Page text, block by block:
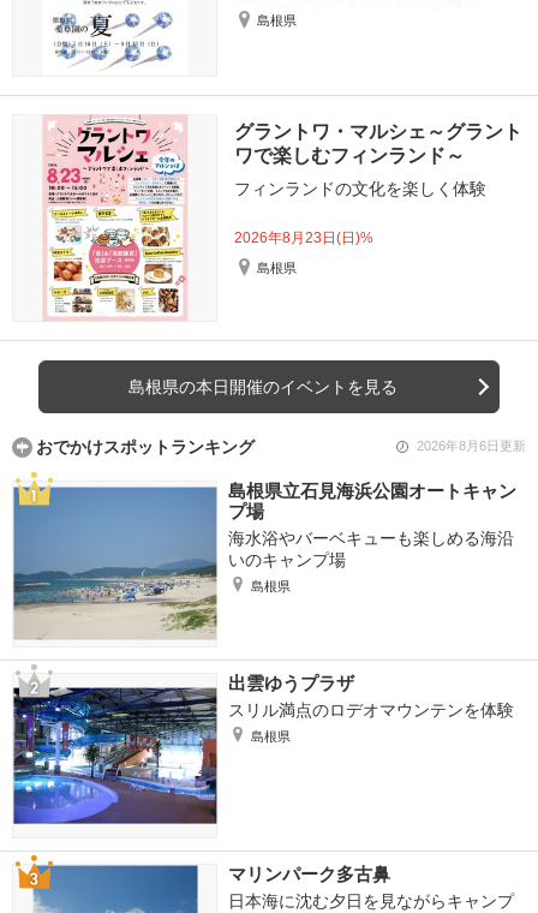
島根県
グラントワ・マルシェ～グラント
ワで楽しむフィンランド～
フィンランドの文化を楽しく体験
2026年8月23日(日)%
島根県
島根県の本日開催のイベントを見る
おでかけスポットランキング 2026年8月6日更新
島根県立石見海浜公園オートキャン
プ場
海水浴やバーベキューも楽しめる海沿
いのキャンプ場
島根県
出雲ゆうプラザ
スリル満点のロデオマウンテンを体験
島根県
マリンパーク多古鼻
日本海に沈む夕日を見ながらキャンプ